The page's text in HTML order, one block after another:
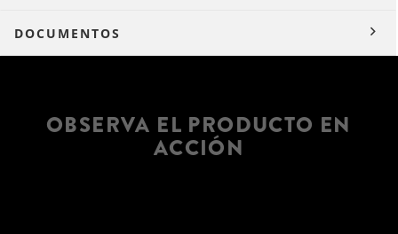
DOCUMENTOS
OBSERVA EL PRODUCTO EN
ACCIÓN